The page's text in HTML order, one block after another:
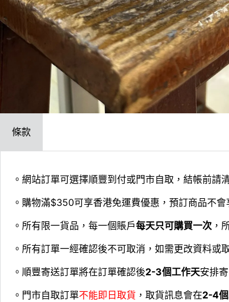
條款
。網站訂單可選擇順豐到付或門市自取，結帳前請
。購物滿$350可享香港免運費優惠，預訂商品不會
。所有限一貨品，每一個賬戶每天只可購買一次 ，
。所有訂單一經確認後不可取消，如需更改資料或
。順豐寄送訂單將在訂單確認後2-3個工作天安排
。門市自取訂單不能即日取貨 ，取貨訊息會在2-4